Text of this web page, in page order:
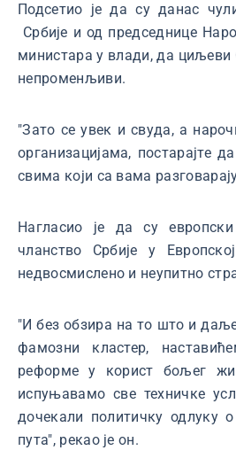
Подсетио је да су данас
Србије и од председнице
министара у влади, да циљеви
непроменљиви.
"Зато се увек и свуда, а
организацијама, постарајте
свима који са вама
Нагласио је да су
чланство Србије у
недвосмислено и неупитно
"И без обзира на то што и
фамозни кластер,
реформе у корист бољег
испуњавамо све техничке
дочекали политичку одлуку
пута", рекао је он.